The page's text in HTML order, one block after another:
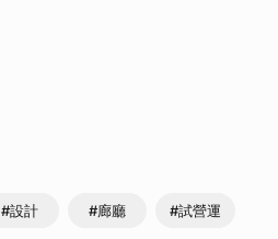
#設計 #廊廳 #試營運